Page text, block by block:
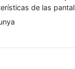
de las